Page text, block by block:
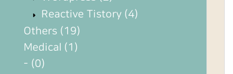
Reactive Tistory (4)
Others (19)
Medical (1)
- (0)